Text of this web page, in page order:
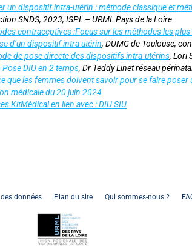
un dispositif intra-utérin : méthode classique et
SNDS, 2023, ISPL – URML Pays de la Loire
contraceptives :Focus sur les méthodes les
d’un dispositif intra utérin, DUMG de Toulouse,
de pose directe des dispositifs intra-utérins, Lori
Pose DIU en 2 temps, Dr Teddy Linet réseau
que les femmes doivent savoir pour se faire poser
médicale du 20 juin 2024
KitMédical en lien avec : DIU SIU
données Plan du site Qui sommes-nous ?